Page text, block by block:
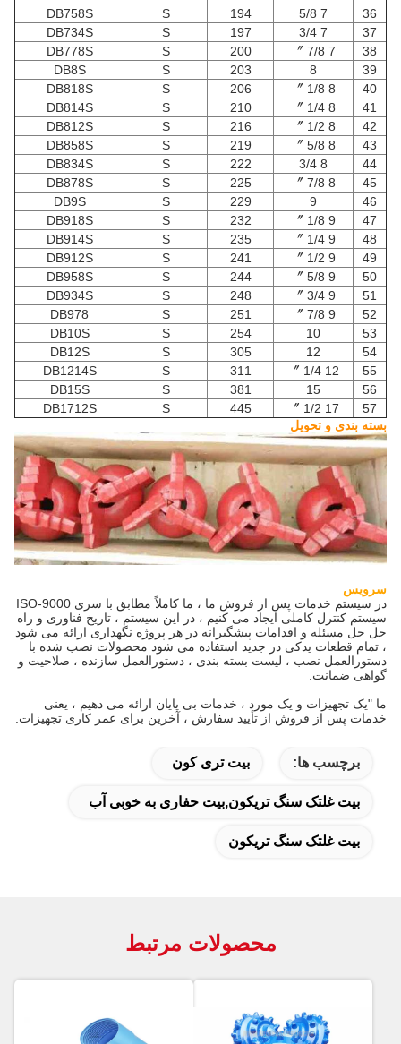
36
194
S
DB758S
37
197
S
DB734S
38
200
S
DB778S
39
203
S
DB8S
40
206
S
DB818S
41
210
S
DB814S
42
216
S
DB812S
43
219
S
DB858S
44
222
S
DB834S
45
225
S
DB878S
46
229
S
DB9S
47
232
S
DB918S
48
235
S
DB914S
49
241
S
DB912S
50
244
S
DB958S
51
248
S
DB934S
52
251
S
DB978
53
10
254
S
DB10S
54
12
305
S
DB12S
55
12 1/4 〞
311
S
DB1214S
56
15
381
S
DB15S
57
17 1/2 〞
445
S
DB1712S
بسته بندی و تحویل
سرویس
در سیستم خدمات پس از فروش ما ، ما کاملاً مطابق با سری ISO-9000
سیستم کنترل کاملی ایجاد می کنیم ، در این سیستم ، تاریخ فناوری و راه
حل حل مسئله و اقدامات پیشگیرانه در هر پروژه نگهداری ارائه می شود
، تمام قطعات یدکی در جدید استفاده می شود محصولات نصب شده با
دستورالعمل نصب ، لیست بسته بندی ، دستورالعمل سازنده ، صلاحیت و
گواهی ضمانت.
ما "یک تجهیزات و یک مورد ، خدمات بی پایان ارائه می دهیم ، یعنی
خدمات پس از فروش از تأیید سفارش ، آخرین برای عمر کاری تجهیزات.
برچسب ها: بیت تری کون
بیت غلتک سنگ تریکون,بیت حفاری به خوبی آب
بیت غلتک سنگ تریکون
محصولات مرتبط